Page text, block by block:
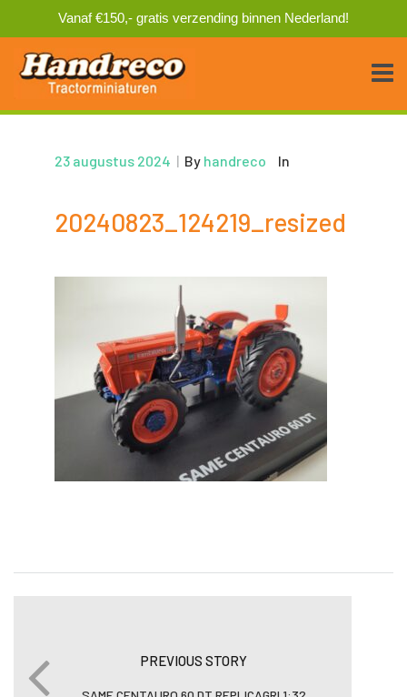
Vanaf €150,- gratis verzending binnen Nederland!
23 augustus 2024 | By handreco In
20240823_124219_resized
PREVIOUS STORY